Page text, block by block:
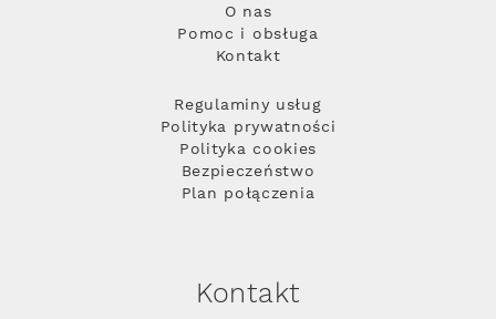
O nas
Pomoc i obsługa
Kontakt
Regulaminy usług
Polityka prywatności
Polityka cookies
Bezpieczeństwo
Plan połączenia
Kontakt